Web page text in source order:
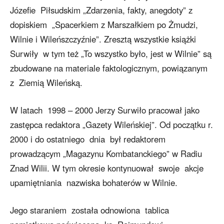
Józefie Piłsudskim „Zdarzenia, fakty, anegdoty” z
dopiskiem „Spacerkiem z Marszałkiem po Żmudzi,
Wilnie i Wileńszczyźnie”. Zresztą wszystkie książki
Surwiły w tym też „To wszystko było, jest w Wilnie” są
zbudowane na materiale faktologicznym, powiązanym
z Ziemią Wileńską.
W latach 1998 – 2000 Jerzy Surwiło pracował jako
zastępca redaktora „Gazety Wileńskiej”. Od początku r.
2000 i do ostatniego dnia był redaktorem
prowadzącym „Magazynu Kombatanckiego” w Radiu
Znad Wilii. W tym okresie kontynuował swoje akcje
upamiętniania nazwiska bohaterów w Wilnie.
Jego staraniem została odnowiona tablica